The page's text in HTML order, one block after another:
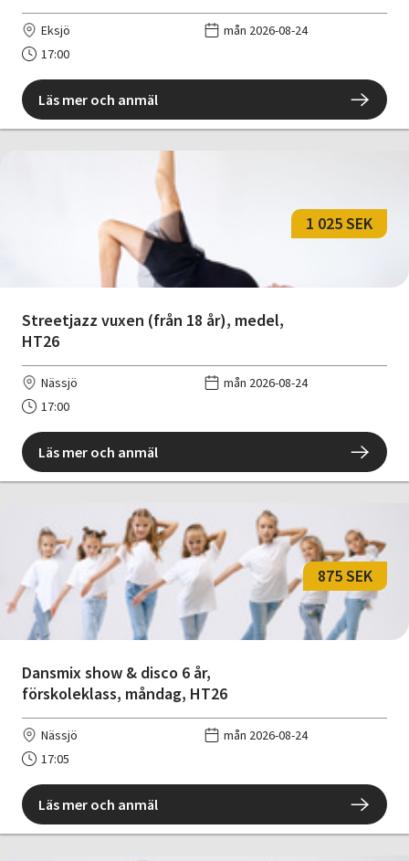
Eksjö
mån 2026-08-24
17:00
Läs mer och anmäl
Streetjazz vuxen (från 18 år), medel,
HT26
1 025 SEK
Nässjö
mån 2026-08-24
17:00
Läs mer och anmäl
Dansmix show & disco 6 år,
förskoleklass, måndag, HT26
875 SEK
Nässjö
mån 2026-08-24
17:05
Läs mer och anmäl